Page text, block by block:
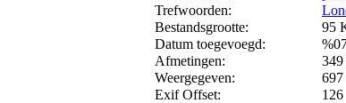
Trefwoorden:
Bestandsgrootte:
95
Datum toegevoegd:
Afmetingen:
Weergegeven:
697
Exif Offset:
126